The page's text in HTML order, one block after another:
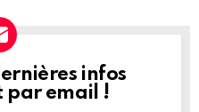
infos
par email !